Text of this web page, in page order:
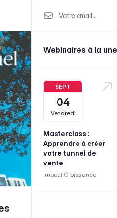
Votre email
Webinaires à la une
SEPT
04
Vendredi
Masterclass :
Apprendre à créer
votre tunnel de
vente
Impact Croissance